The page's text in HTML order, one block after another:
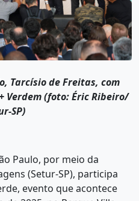
Tarcísio de Freitas, com
Verdem(foto: Éric Ribeiro/
SP)
Paulo, por meio da
(Setur-SP), participa
evento que acontece